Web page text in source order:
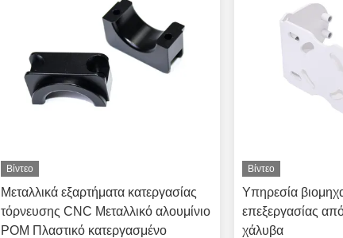
Βίντεο
Μεταλλικά εξαρτήματα κατεργασίας
τόρνευσης CNC Μεταλλικό αλουμίνιο
POM Πλαστικό κατεργασμένο
Βίντεο
Υπηρεσία
επεξεργασίας
χάλυβα